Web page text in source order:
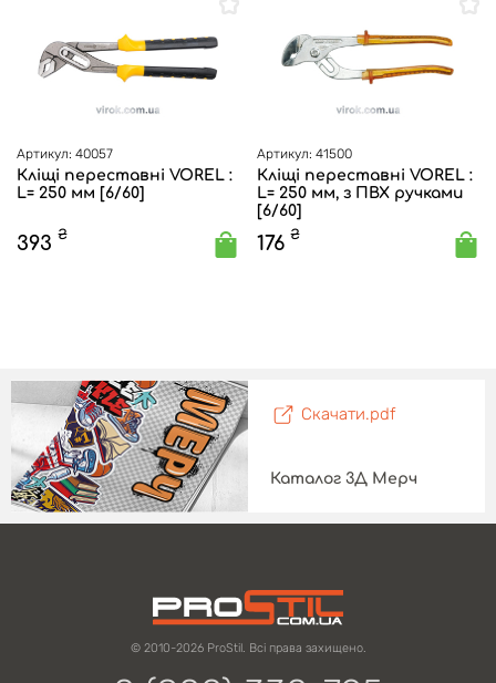
Артикул: 40057
Кліщі переставні VOREL :
L= 250 мм [6/60]
393 ₴
Артикул: 41500
Кліщі переставні VOREL :
L= 250 мм, з ПВХ ручками
[6/60]
176 ₴
Скачати.pdf
Каталог 3Д Мерч
© 2010-2026 ProStil. Всі права захищено.